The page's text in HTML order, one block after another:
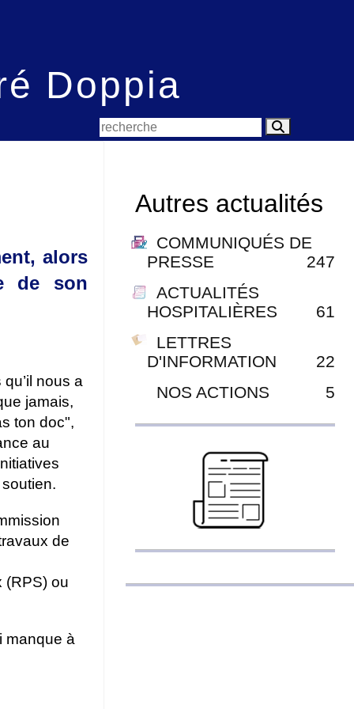
Doppia
alors
de son
nous a
jamais,
ton doc",
au
de
(RPS) ou
manque à
Autres actualités
COMMUNIQUÉS DE
PRESSE
247
ACTUALITÉS
HOSPITALIÈRES
61
LETTRES
D'INFORMATION
22
NOS ACTIONS
5